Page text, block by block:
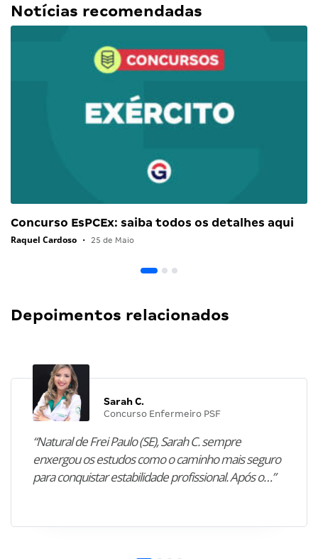
Notícias recomendadas
Concurso EsPCEx: saiba todos os detalhes aqui
Raquel Cardoso • 25 de Maio
Depoimentos relacionados
Sarah C.
Concurso Enfermeiro PSF
“Natural de Frei Paulo (SE), Sarah C. sempre
enxergou os estudos como o caminho mais seguro
para conquistar estabilidade profissional. Após o…”